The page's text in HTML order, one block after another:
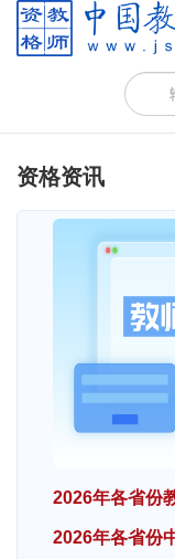
资格资讯
2026年各省份
2026年各省份